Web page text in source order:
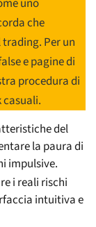
uno
che
Per un
e pagine di
procedura di
del
la paura di
impulsive.
i reali rischi
intuitiva e